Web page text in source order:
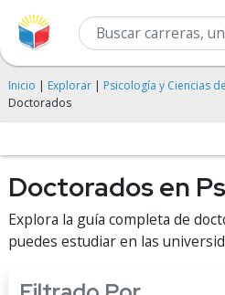
Inicio | Explorar | Psicología y Ciencias
Doctorados
Doctorados en
Explora la guía completa de
puedes estudiar en las